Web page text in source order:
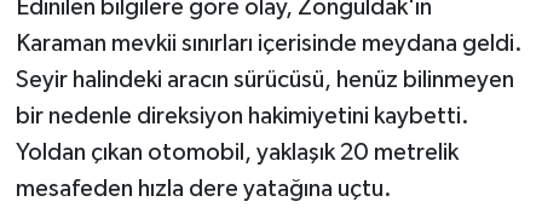
Edinilen bilgilere göre olay, Zonguldak'ın
Karaman mevkii sınırları içerisinde meydana geldi.
Seyir halindeki aracın sürücüsü, henüz bilinmeyen
bir nedenle direksiyon hakimiyetini kaybetti.
Yoldan çıkan otomobil, yaklaşık 20 metrelik
mesafeden hızla dere yatağına uçtu.